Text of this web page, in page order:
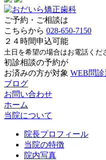
ご予約・ご相談は
こちらから 028-650-7150
２４時間申込可能
土日を希望の場合はお電話くだ
初診相談の予約が
お済みの方が対象 WEB問診
ブログ
お問い合わせ
ホーム
当院について
院長プロフィール
当院の特徴
院内写真